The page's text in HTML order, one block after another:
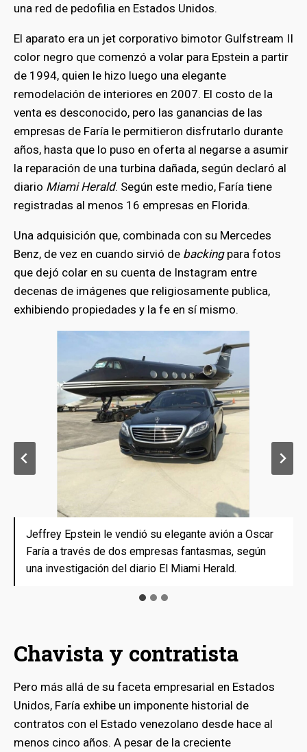
una red de pedofilia en Estados Unidos.
El aparato era un jet corporativo bimotor Gulfstream II
color negro que comenzó a volar para Epstein a partir
de 1994, quien le hizo luego una elegante
remodelación de interiores en 2007. El costo de la
venta es desconocido, pero las ganancias de las
empresas de Faría le permitieron disfrutarlo durante
años, hasta que lo puso en oferta al negarse a asumir
la reparación de una turbina dañada, según declaró al
diario Miami Herald. Según este medio, Faría tiene
registradas al menos 16 empresas en Florida.
Una adquisición que, combinada con su Mercedes
Benz, de vez en cuando sirvió de backingpara fotos
que dejó colar en su cuenta de Instagram entre
decenas de imágenes que religiosamente publica,
exhibiendo propiedades y la fe en sí mismo.
Jeffrey Epstein le vendió su elegante avión a Oscar
Faría a través de dos empresas fantasmas, según
una investigación del diario El Miami Herald.
Jeffrey Epstein le vendió su elegante avión a Oscar
Faría a través de dos empresas fantasmas, según
una investigación del diario El Miami Herald.
Jeffrey Epstein le vendió su elegante avión a Oscar
Faría a través de dos empresas fantasmas, según
una investigación del diario El Miami Herald.
Chavista y contratista
Pero más allá de su faceta empresarial en Estados
Unidos, Faría exhibe un imponente historial de
contratos con el Estado venezolano desde hace al
menos cinco años. A pesar de la creciente